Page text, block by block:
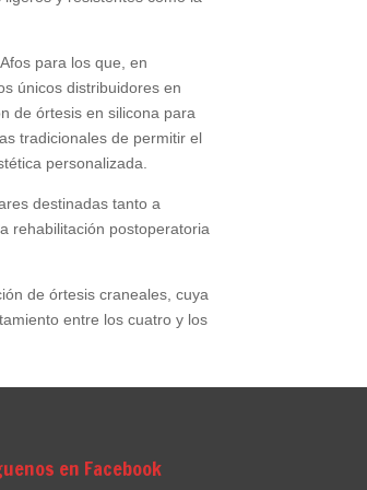
para los que, en
únicos distribuidores en
de órtesis en silicona para
tradicionales de permitir el
personalizada.
destinadas tanto a
rehabilitación postoperatoria
de órtesis craneales, cuya
entre los cuatro y los
en Facebook